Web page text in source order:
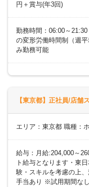
円＋賞与(年3回)
勤務時間：06:00～
の変形労働時間制（週
み勤務可能
【東京都】正社員/店舗
エリア：東京都 職種：
給与：月給:204,000～
ト給与となります・東
験・スキルを考慮の上
手当あり ※試用期間な